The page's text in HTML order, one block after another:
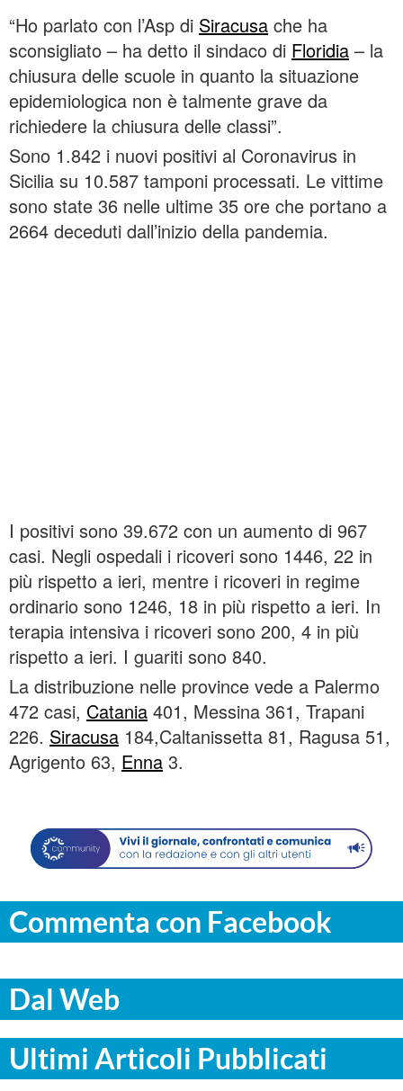
“Ho parlato con l’Asp di Siracusa che ha
sconsigliato – ha detto il sindaco di Floridia – la
chiusura delle scuole in quanto la situazione
epidemiologica non è talmente grave da
richiedere la chiusura delle classi”.
Sono 1.842 i nuovi positivi al Coronavirus in
Sicilia su 10.587 tamponi processati. Le vittime
sono state 36 nelle ultime 35 ore che portano a
2664 deceduti dall’inizio della pandemia.
I positivi sono 39.672 con un aumento di 967
casi. Negli ospedali i ricoveri sono 1446, 22 in
più rispetto a ieri, mentre i ricoveri in regime
ordinario sono 1246, 18 in più rispetto a ieri. In
terapia intensiva i ricoveri sono 200, 4 in più
rispetto a ieri. I guariti sono 840.
La distribuzione nelle province vede a Palermo
472 casi, Catania 401, Messina 361, Trapani
226. Siracusa 184,Caltanissetta 81, Ragusa 51,
Agrigento 63, Enna 3.
Commenta con Facebook
Dal Web
Ultimi Articoli Pubblicati
ITALPRESS